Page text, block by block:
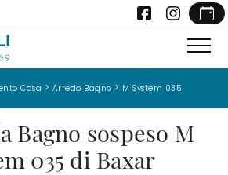
Casa > Arredo Bagno > M System 035
Bagno sospeso M
035 di Baxar